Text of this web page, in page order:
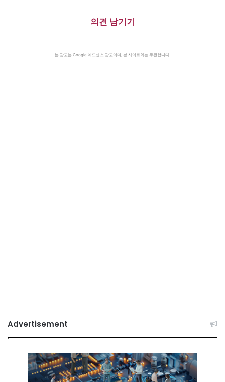
의견 남기기
본 광고는 Google 애드센스 광고이며, 본 사이트와는 무관합니다.
Advertisement